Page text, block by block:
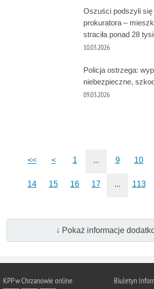
Oszuści podszyli się
prokuratora –
straciła ponad 28
10.03.2026
Policja ostrzega:
niebezpieczne,
09.03.2026
<< < 1 ... 9 10
14 15 16 17 ... 113
↓ Pokaż informacje
KPP w Chrzanowie online Biuletyn